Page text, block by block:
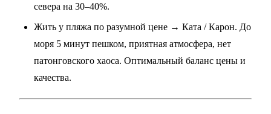
севера на 30–40%.
Жить у пляжа по разумной цене → Ката / Карон. До
моря 5 минут пешком, приятная атмосфера, нет
патонговского хаоса. Оптимальный баланс цены и
качества.